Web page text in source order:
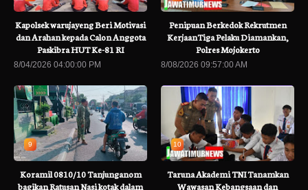
Kapolsek warujayeng Beri Motivasi
dan Arahan kepada Calon Anggota
Paskibra HUT Ke-81 RI
8/04/2026 04:00:00 PM
Penipuan Berkedok Rekrutmen
KerjaanTiga Pelaku Diamankan,
Polres Mojokerto
8/08/2026 09:57:00 AM
9
Koramil 0810/10 Tanjunganom
bagikan Ratusan Nasi kotak dalam
10
Taruna Akademi TNI Tanamkan
Wawasan Kebangsaan dan